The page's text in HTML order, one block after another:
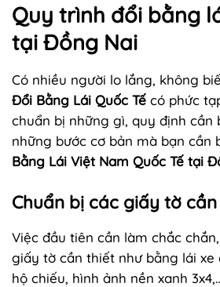
Quy trình đổi bằng
tại Đồng Nai
Có nhiều người lo lắng, không
Đổi Bằng Lái Quốc Tế có phức
chuẩn bị những gì, quy định cần
những bước cơ bản mà bạn cần
Bằng Lái Việt Nam Quốc Tế tại
Chuẩn bị các giấy tờ
Việc đầu tiên cần làm chắc
giấy tờ cần thiết như bằng lái xe
hộ chiếu, hình ảnh nền xanh